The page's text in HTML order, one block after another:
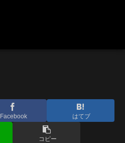
Facebook はてブ
コピー